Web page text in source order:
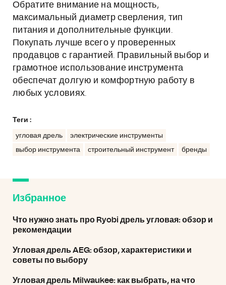
Обратите внимание на мощность,
максимальный диаметр сверления, тип
питания и дополнительные функции.
Покупать лучше всего у проверенных
продавцов с гарантией. Правильный выбор и
грамотное использование инструмента
обеспечат долгую и комфортную работу в
любых условиях.
Теги :
угловая дрель
электрические инструменты
выбор инструмента
строительный инструмент бренды
Избранное
Что нужно знать про Ryobi дрель угловая: обзор и
рекомендации
Угловая дрель AEG: обзор, характеристики и
советы по выбору
Угловая дрель Milwaukee: как выбрать, на что